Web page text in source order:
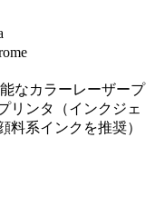
なカラーレーザープ
リンタ（インクジェ
料系インクを推奨）